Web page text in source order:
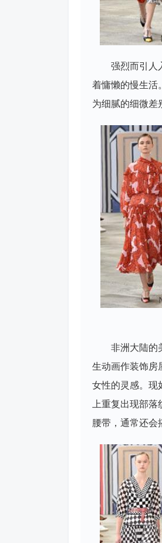
强烈而引人
着慵懒的慢生活
为细腻的细微差
非洲大陆的
生动画作装饰房
女性的灵感。现
上重复出现部落
腰带，通常还会